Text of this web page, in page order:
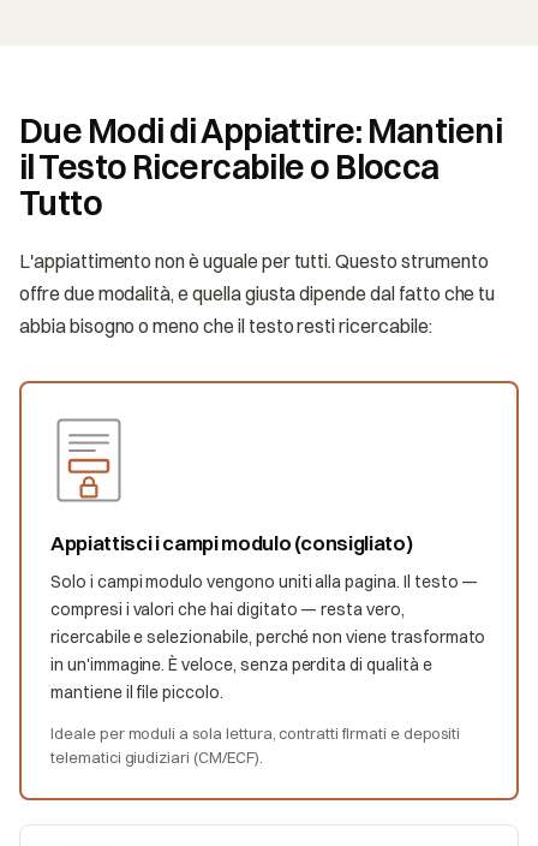
Due Modi di Appiattire: Mantieni
il Testo Ricercabile o Blocca
Tutto
L'appiattimento non è uguale per tutti. Questo strumento
offre due modalità, e quella giusta dipende dal fatto che tu
abbia bisogno o meno che il testo resti ricercabile:
Appiattisci i campi modulo (consigliato)
Solo i campi modulo vengono uniti alla pagina. Il testo —
compresi i valori che hai digitato — resta vero,
ricercabile e selezionabile, perché non viene trasformato
in un'immagine. È veloce, senza perdita di qualità e
mantiene il file piccolo.
Ideale per moduli a sola lettura, contratti firmati e depositi
telematici giudiziari (CM/ECF).